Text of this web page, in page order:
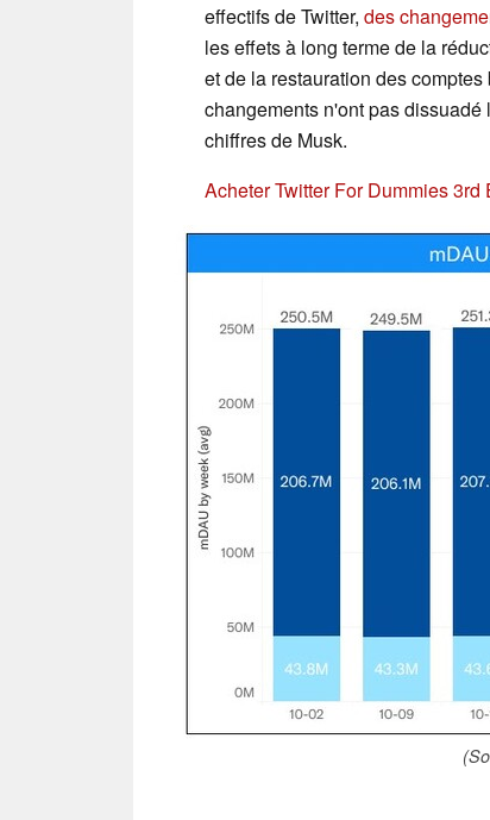
effectifs de Twitter, des
les effets à long terme de la
et de la restauration des
changements n'ont pas
chiffres de Musk.
Acheter Twitter For Dummies 3rd